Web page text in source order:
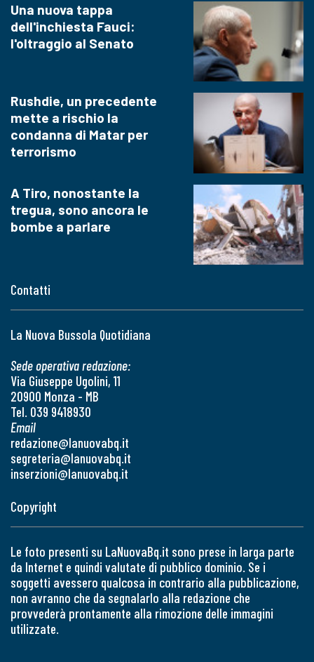
Contatti
La Nuova Bussola Quotidiana
Sede operativa redazione:
Via Giuseppe Ugolini, 11
20900 Monza - MB
Tel. 039 9418930
Email
redazione@lanuovabq.it
segreteria@lanuovabq.it
inserzioni@lanuovabq.it
Una nuova tappa
dell'inchiesta Fauci:
l'oltraggio al Senato
Rushdie, un precedente
mette a rischio la
condanna di Matar per
terrorismo
A Tiro, nonostante la
tregua, sono ancora le
bombe a parlare
Copyright
Le foto presenti su LaNuovaBq.it sono prese in larga parte
da Internet e quindi valutate di pubblico dominio. Se i
soggetti avessero qualcosa in contrario alla pubblicazione,
non avranno che da segnalarlo alla redazione che
provvederà prontamente alla rimozione delle immagini
utilizzate.